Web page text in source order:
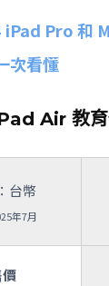
iPad Pro 和
次看懂
Air 教
台幣
年7月